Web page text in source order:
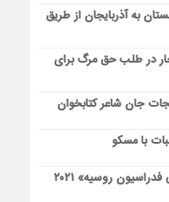
به آذربایجان از طریق
در طلب حق مرگ برای
جان شاعر کتابخوان
با مسکو
روسیه» ۲۰۲۱